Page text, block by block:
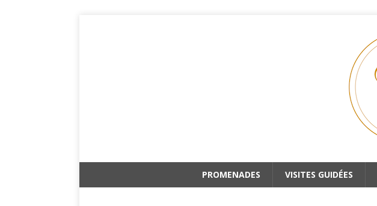
PROMENADES VISITES GUIDÉES